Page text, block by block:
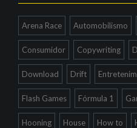
Arena Race Automobilismo
Consumidor Copywriting
Download Drift
Flash Games Fórmula 1
Hooning House How to